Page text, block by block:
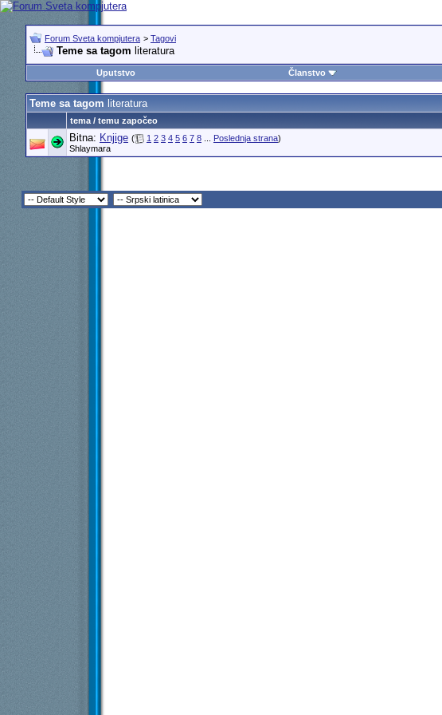
Forum Sveta kompjutera > Tagovi
Teme sa tagom literatura
Uputstvo
Članstvo
Teme sa tagom literatura
tema / temu započeo
Bitna: Knjige ( 1 2 3 4 5 6 7 8... Poslednja strana)
Shlaymara